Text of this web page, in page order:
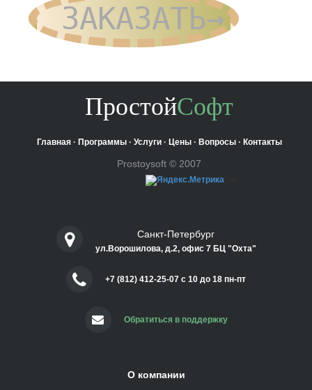
ЗАКАЗАТЬ→
ПростойСофт
Главная· Программы· Услуги· Цены· Вопросы· Контакты
Prostoysoft © 2007
Санкт-Петербург
ул.Ворошилова, д.2, офис 7 БЦ "Охта"
+7 (812) 412-25-07 c 10 до 18 пн-пт
Обратиться в поддержку
О компании